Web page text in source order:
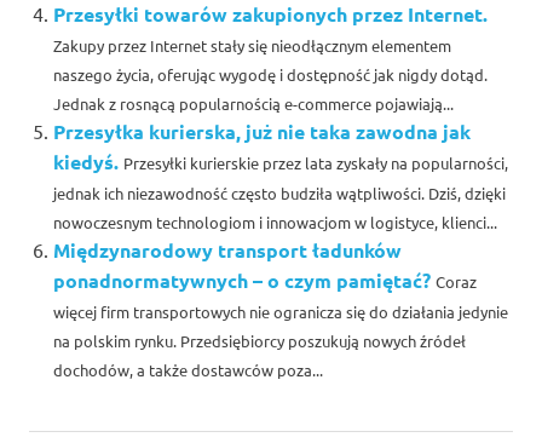
Przesyłki towarów zakupionych przez Internet.
Zakupy przez Internet stały się nieodłącznym elementem
naszego życia, oferując wygodę i dostępność jak nigdy dotąd.
Jednak z rosnącą popularnością e-commerce pojawiają...
Przesyłka kurierska, już nie taka zawodna jak
kiedyś. Przesyłki kurierskie przez lata zyskały na popularności,
jednak ich niezawodność często budziła wątpliwości. Dziś, dzięki
nowoczesnym technologiom i innowacjom w logistyce, klienci...
Międzynarodowy transport ładunków
ponadnormatywnych – o czym pamiętać? Coraz
więcej firm transportowych nie ogranicza się do działania jedynie
na polskim rynku. Przedsiębiorcy poszukują nowych źródeł
dochodów, a także dostawców poza...